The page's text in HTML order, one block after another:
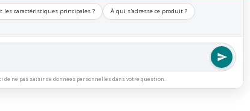
les caractéristiques principales ? À qui s'adresse ce produit ?
ne pas saisir de données personnelles dans votre question.